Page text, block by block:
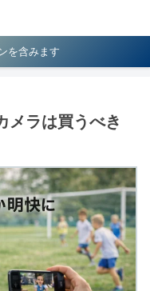
を含みます
メラは買うべき